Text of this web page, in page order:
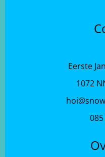
Eerste
1072